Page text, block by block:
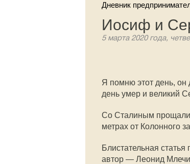
Дневник
Иосиф и
5 марта 2020 года,
Я помню этот день,
день умер и великий
Со Сталиным
метрах от Колонного
Блистательная
автор — Леонид